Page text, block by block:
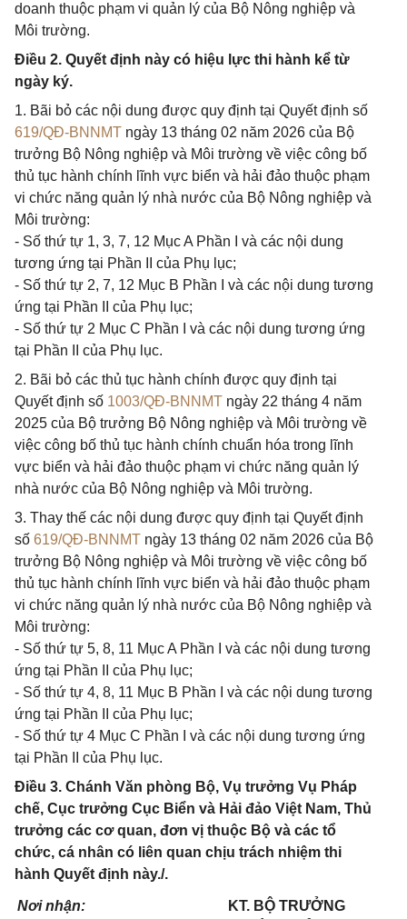
doanh thuộc phạm vi quản lý của Bộ Nông nghiệp và
Môi trường.
Điều 2. Quyết định này có hiệu lực thi hành kể từ
ngày ký.
1. Bãi bỏ các nội dung được quy định tại Quyết định số
619/QĐ-BNNMT ngày 13 tháng 02 năm 2026 của Bộ
trưởng Bộ Nông nghiệp và Môi trường về việc công bố
thủ tục hành chính lĩnh vực biển và hải đảo thuộc phạm
vi chức năng quản lý nhà nước của Bộ Nông nghiệp và
Môi trường:
- Số thứ tự 1, 3, 7, 12 Mục A Phần I và các nội dung
tương ứng tại Phần II của Phụ lục;
- Số thứ tự 2, 7, 12 Mục B Phần I và các nội dung tương
ứng tại Phần II của Phụ lục;
- Số thứ tự 2 Mục C Phần I và các nội dung tương ứng
tại Phần II của Phụ lục.
2. Bãi bỏ các thủ tục hành chính được quy định tại
Quyết định số 1003/QĐ-BNNMT ngày 22 tháng 4 năm
2025 của Bộ trưởng Bộ Nông nghiệp và Môi trường về
việc công bố thủ tục hành chính chuẩn hóa trong lĩnh
vực biển và hải đảo thuộc phạm vi chức năng quản lý
nhà nước của Bộ Nông nghiệp và Môi trường.
3. Thay thế các nội dung được quy định tại Quyết định
số 619/QĐ-BNNMT ngày 13 tháng 02 năm 2026 của Bộ
trưởng Bộ Nông nghiệp và Môi trường về việc công bố
thủ tục hành chính lĩnh vực biển và hải đảo thuộc phạm
vi chức năng quản lý nhà nước của Bộ Nông nghiệp và
Môi trường:
- Số thứ tự 5, 8, 11 Mục A Phần I và các nội dung tương
ứng tại Phần II của Phụ lục;
- Số thứ tự 4, 8, 11 Mục B Phần I và các nội dung tương
ứng tại Phần II của Phụ lục;
- Số thứ tự 4 Mục C Phần I và các nội dung tương ứng
tại Phần II của Phụ lục.
Điều 3. Chánh Văn phòng Bộ, Vụ trưởng Vụ Pháp
chế, Cục trưởng Cục Biển và Hải đảo Việt Nam, Thủ
trưởng các cơ quan, đơn vị thuộc Bộ và các tổ
chức, cá nhân có liên quan chịu trách nhiệm thi
hành Quyết định này./.
Nơi nhận:
KT. BỘ TRƯỞNG